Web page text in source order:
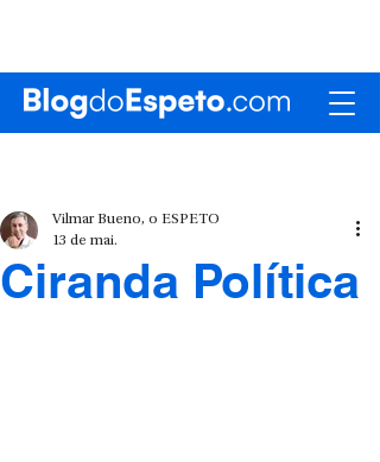
Ciranda Política
Vilmar Bueno, o ESPETO
13 de mai.